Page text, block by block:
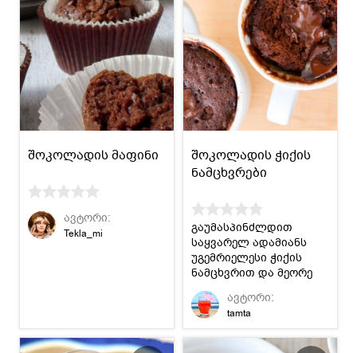
შოკოლადის მაფინი
ავტორი:
Tekla_mi
შოკოლადის ჭიქის
ნამცხვრები
გაუმასპინძლდით
საყვარელ ადამიანს
უგემრიელესი ჭიქის
ნამცხვრით და მეორე
ჭიქა თავად
დააგემოვნეთ!
ავტორი:
tamta